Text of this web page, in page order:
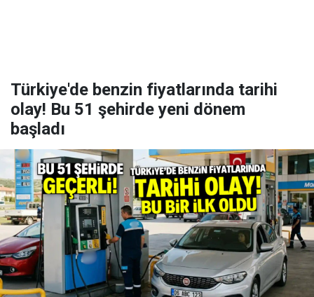
Türkiye'de benzin fiyatlarında tarihi
olay! Bu 51 şehirde yeni dönem
başladı